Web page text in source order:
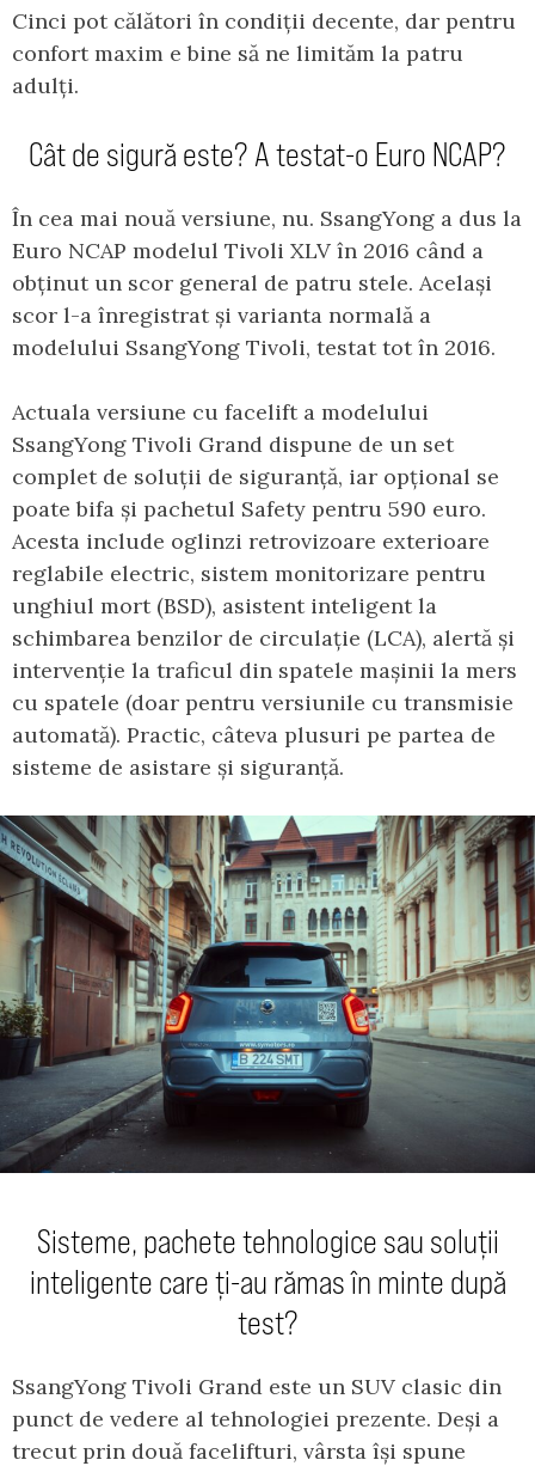
Cinci pot călători în condiții decente, dar pentru
confort maxim e bine să ne limităm la patru
adulți.
Cât de sigură este? A testat-o Euro NCAP?
În cea mai nouă versiune, nu. SsangYong a dus la
Euro NCAP modelul Tivoli XLV în 2016 când a
obținut un scor general de patru stele. Același
scor l-a înregistrat și varianta normală a
modelului SsangYong Tivoli, testat tot în 2016.
Actuala versiune cu facelift a modelului
SsangYong Tivoli Grand dispune de un set
complet de soluții de siguranță, iar opțional se
poate bifa și pachetul Safety pentru 590 euro.
Acesta include oglinzi retrovizoare exterioare
reglabile electric, sistem monitorizare pentru
unghiul mort (BSD), asistent inteligent la
schimbarea benzilor de circulație (LCA), alertă și
intervenție la traficul din spatele mașinii la mers
cu spatele (doar pentru versiunile cu transmisie
automată). Practic, câteva plusuri pe partea de
sisteme de asistare și siguranță.
Sisteme, pachete tehnologice sau soluții
inteligente care ți-au rămas în minte după
test?
SsangYong Tivoli Grand este un SUV clasic din
punct de vedere al tehnologiei prezente. Deși a
trecut prin două facelifturi, vârsta își spune